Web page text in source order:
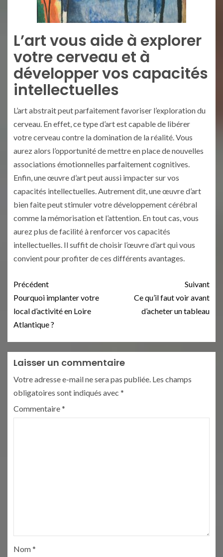
L’art vous aide à explorer
votre cerveau et à
développer vos capacités
intellectuelles
L’art abstrait peut parfaitement favoriser l’exploration du
cerveau. En effet, ce type d’art est capable de libérer
votre cerveau contre la domination de la réalité. Vous
aurez alors l’opportunité de mettre en place de nouvelles
associations émotionnelles parfaitement cognitives.
Enfin, une œuvre d’art peut aussi impacter sur vos
capacités intellectuelles. Autrement dit, une œuvre d’art
bien faite peut stimuler votre développement cérébral
comme la mémorisation et l’attention. En tout cas, vous
aurez plus de facilité à renforcer vos capacités
intellectuelles. Il suffit de choisir l’œuvre d’art qui vous
convient pour profiter de ces différents avantages.
Précédent
Pourquoi implanter votre
local d’activité en Loire
Atlantique ?
Suivant
Ce qu’il faut voir avant
d’acheter un tableau
Laisser un commentaire
Votre adresse e-mail ne sera pas publiée. Les champs
obligatoires sont indiqués avec *
Commentaire*
Nom*